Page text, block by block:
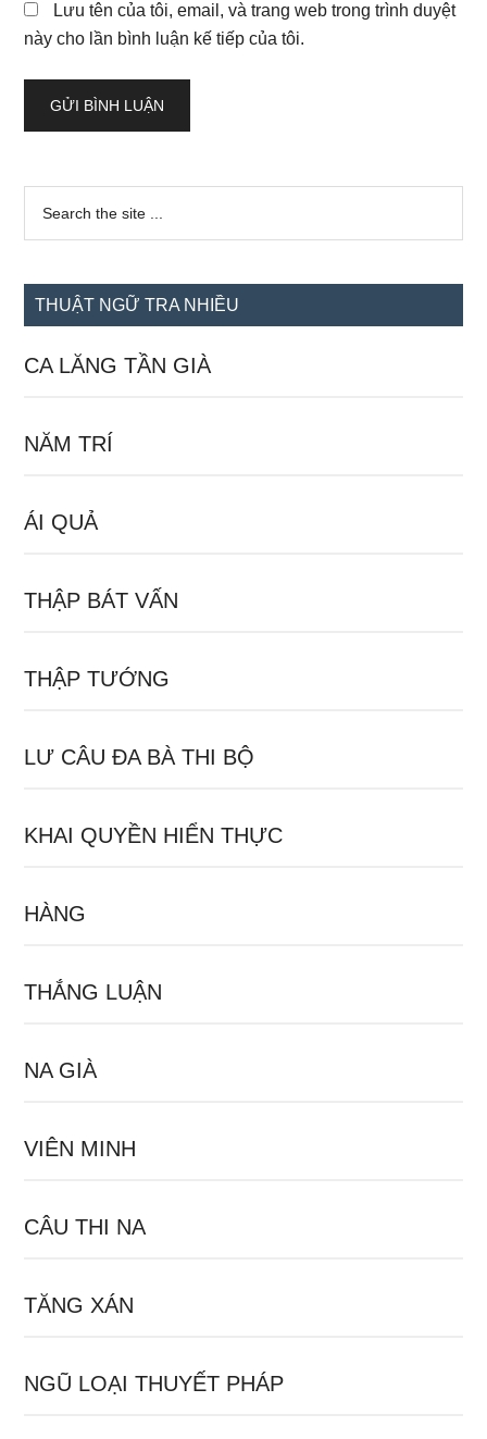
Lưu tên của tôi, email, và trang web trong trình duyệt
này cho lần bình luận kế tiếp của tôi.
Sidebar
chính
...
THUẬT NGỮ TRA NHIỀU
CA LĂNG TẦN GIÀ
NĂM TRÍ
ÁI QUẢ
THẬP BÁT VẤN
THẬP TƯỚNG
LƯ CÂU ĐA BÀ THI BỘ
KHAI QUYỀN HIỂN THỰC
HÀNG
THẮNG LUẬN
NA GIÀ
VIÊN MINH
CÂU THI NA
TĂNG XÁN
NGŨ LOẠI THUYẾT PHÁP